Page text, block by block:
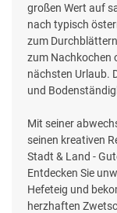
großen Wert auf
nach typisch
zum
zum Nachkochen
nächsten Urlaub.
und
Mit seiner
seinen kreativen
Stadt & Land -
Entdecken Sie
Hefeteig und
herzhaften